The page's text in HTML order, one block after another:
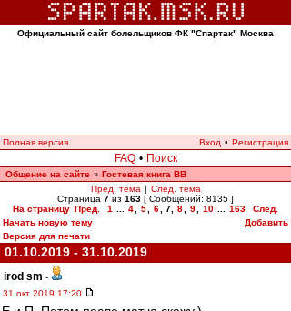
Официальный сайт болельщиков ФК "Спартак" Москва
Полная версия Вход • Регистрация
FAQ • Поиск
Общение на сайте » Гостевая книга ВВ
Пред. тема | След. тема
Страница 7 из 163 [ Сообщений: 8135 ]
На страницу Пред. 1 4 5 6 7 8 9 10 163
След.
Начать новую тему
Добавить
Версия для печати
01.10.2019 - 31.10.2019
irod sm -
31 окт 2019 17:20